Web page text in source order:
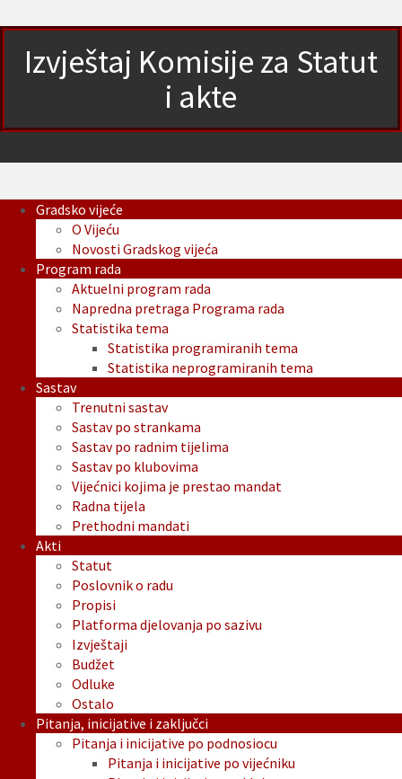
Izvještaj Komisije za Statut
i akte
Gradsko vijeće
O Vijeću
Novosti Gradskog vijeća
Program rada
Aktuelni program rada
Napredna pretraga Programa rada
Statistika tema
Statistika programiranih tema
Statistika neprogramiranih tema
Sastav
Trenutni sastav
Sastav po strankama
Sastav po radnim tijelima
Sastav po klubovima
Vijećnici kojima je prestao mandat
Radna tijela
Prethodni mandati
Akti
Statut
Poslovnik o radu
Propisi
Platforma djelovanja po sazivu
Izvještaji
Budžet
Odluke
Ostalo
Pitanja, inicijative i zaključci
Pitanja i inicijative po podnosiocu
Pitanja i inicijative po vijećniku